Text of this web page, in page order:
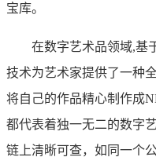
宝库。
在数字艺术品领域,基
技术为艺术家提供了一种
将自己的作品精心制作成
都代表着独一无二的数字
链上清晰可查，如同一个